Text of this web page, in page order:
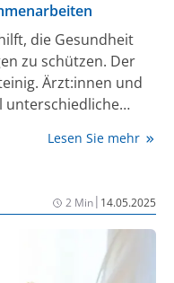
die Gesundheit
zu schützen. Der
Ärzt:innen und
unterschiedliche
auftretenden
Lösungen bieten.
Lesen Sie mehr
2 Min| 14.05.2025